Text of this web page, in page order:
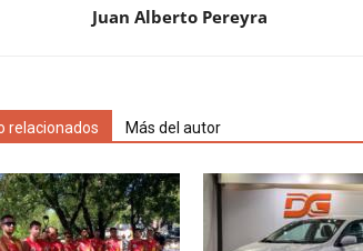
Juan Alberto Pereyra
relacionados Más del autor